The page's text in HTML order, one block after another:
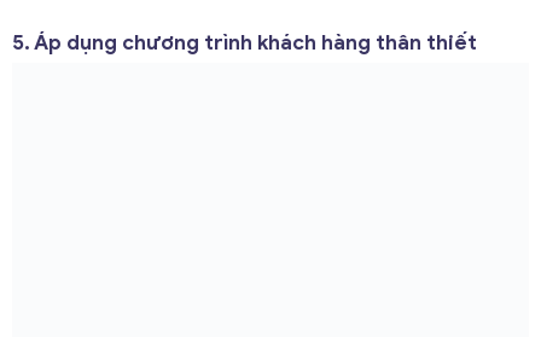
5. Áp dụng chương trình khách hàng thân thiết